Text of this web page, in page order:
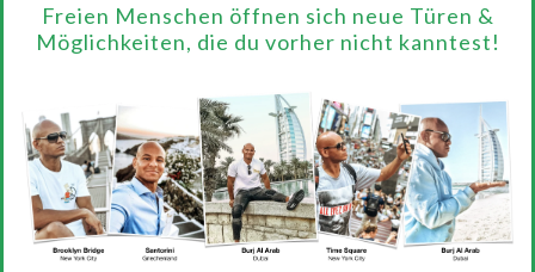
Freien Menschen öffnen sich neue Türen &
Möglichkeiten, die du vorher nicht kanntest!